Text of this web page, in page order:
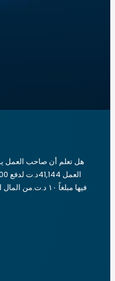
هل تعلم أن صاحب العمل